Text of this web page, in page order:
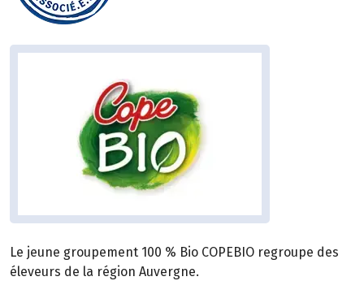
Le jeune groupement 100 % Bio COPEBIO regroupe des
éleveurs de la région Auvergne.